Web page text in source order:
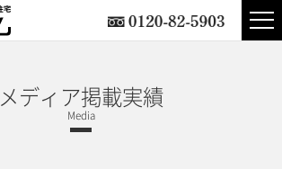
メディア掲載実績